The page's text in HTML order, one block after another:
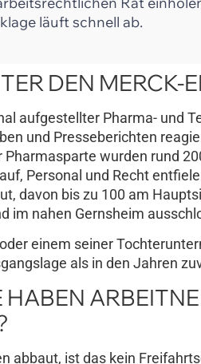
läuft schnell ab.
DEN
aufgestellter Pharma- und
und Presseberichten
Pharmasparte wurden rund
Personal und Recht
davon bis zu 100 am
im nahen Gernsheim
einem seiner
als in den Jahren
abbaut, ist das kein